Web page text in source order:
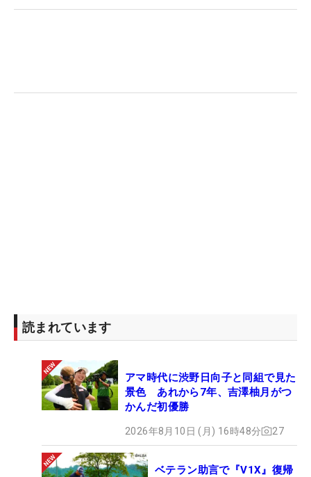
読まれています
アマ時代に渋野日向子と同組で見た
景色 あれから7年、吉澤柚月がつ
かんだ初優勝
2026年8月10日 (月) 16時48分 27
ベテラン助言で『V1X』復帰